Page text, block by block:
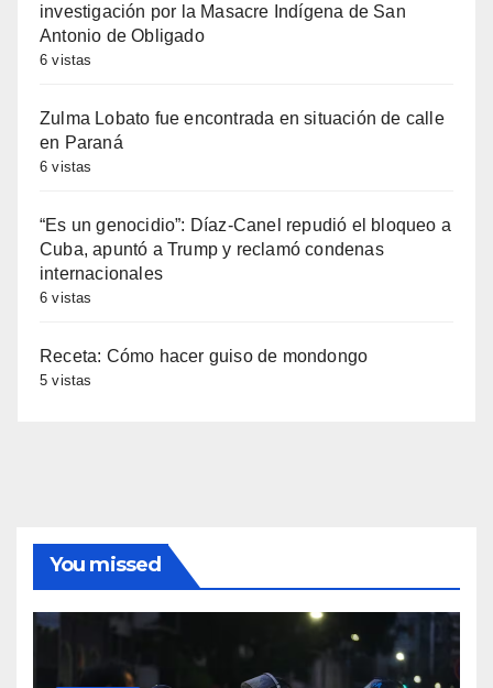
investigación por la Masacre Indígena de San
Antonio de Obligado
6 vistas
Zulma Lobato fue encontrada en situación de calle
en Paraná
6 vistas
“Es un genocidio”: Díaz-Canel repudió el bloqueo a
Cuba, apuntó a Trump y reclamó condenas
internacionales
6 vistas
Receta: Cómo hacer guiso de mondongo
5 vistas
You missed